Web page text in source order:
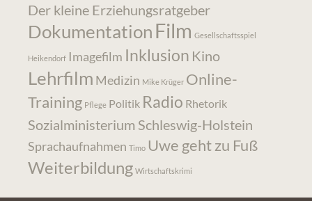
Der kleine Erziehungsratgeber
Dokumentation Film Gesellschaftsspiel
Heikendorf Imagefilm Inklusion Kino
Lehrfilm Medizin Mike Krüger Online-
Training Pflege Politik Radio Rhetorik
Sozialministerium Schleswig-Holstein
Sprachaufnahmen Timo Uwe geht zu Fuß
Weiterbildung Wirtschaftskrimi